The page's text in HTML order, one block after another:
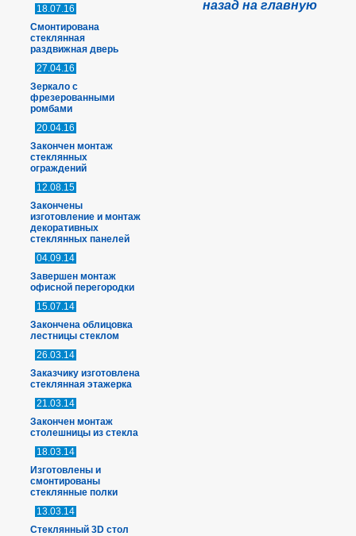
18.07.16
Смонтирована
стеклянная
раздвижная дверь
27.04.16
Зеркало с
фрезерованными
ромбами
20.04.16
Закончен монтаж
стеклянных
ограждений
12.08.15
Закончены
изготовление и монтаж
декоративных
стеклянных панелей
04.09.14
Завершен монтаж
офисной перегородки
15.07.14
Закончена облицовка
лестницы стеклом
26.03.14
Заказчику изготовлена
стеклянная этажерка
21.03.14
Закончен монтаж
столешницы из стекла
18.03.14
Изготовлены и
смонтированы
стеклянные полки
13.03.14
Стеклянный 3D стол
назад на главную